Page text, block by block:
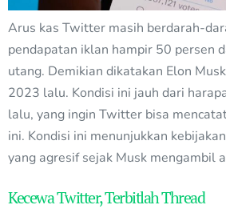
Arus kas Twitter masih berdarah-
pendapatan iklan hampir 50 persen
utang. Demikian dikatakan Elon
2023 lalu. Kondisi ini jauh dari
lalu, yang ingin Twitter bisa
ini. Kondisi ini menunjukkan
yang agresif sejak Musk mengambil
Kecewa Twitter, Terbitlah Thread